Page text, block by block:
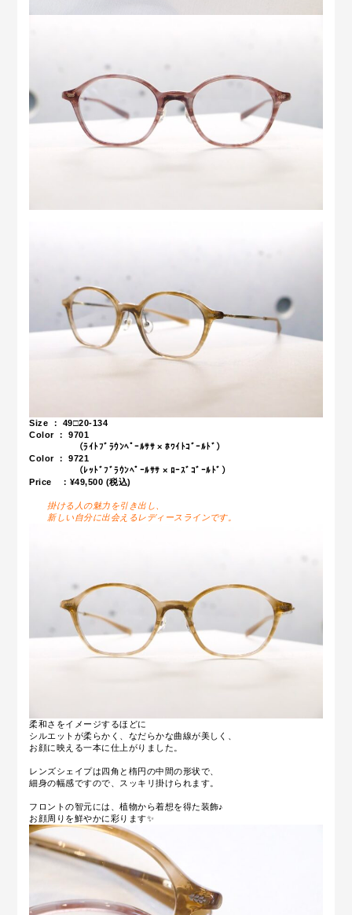
Size ： 49□20-134
Color ： 9701
（ﾗｲﾄﾌﾞﾗｳﾝﾍﾟｰﾙｻｻ × ﾎﾜｲﾄｺﾞｰﾙﾄﾞ）
Color ： 9721
（ﾚｯﾄﾞﾌﾞﾗｳﾝﾍﾟｰﾙｻｻ × ﾛｰｽﾞｺﾞｰﾙﾄﾞ）
Price ：¥49,500 (税込)
掛ける人の魅力を引き出し、
新しい自分に出会えるレディースラインです。
柔和さをイメージするほどに
シルエットが柔らかく、なだらかな曲線が美しく、
お顔に映える一本に仕上がりました。
レンズシェイプは四角と楕円の中間の形状で、
細身の幅感ですので、スッキリ掛けられます。
フロントの智元には、植物から着想を得た装飾♪
お顔周りを鮮やかに彩ります✨